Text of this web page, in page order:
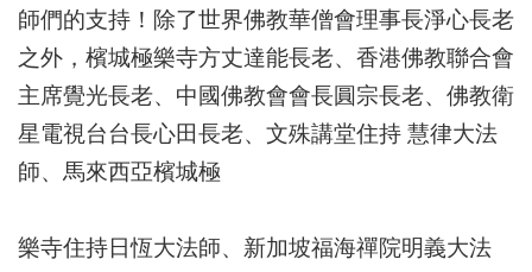
師們的支持！除了世界佛教華僧會理事長淨心長老
之外，檳城極樂寺方丈達能長老、香港佛教聯合會
主席覺光長老、中國佛教會會長圓宗長老、佛教衛
星電視台台長心田長老、文殊講堂住持 慧律大法
師、馬來西亞檳城極
樂寺住持日恆大法師、新加坡福海禪院明義大法